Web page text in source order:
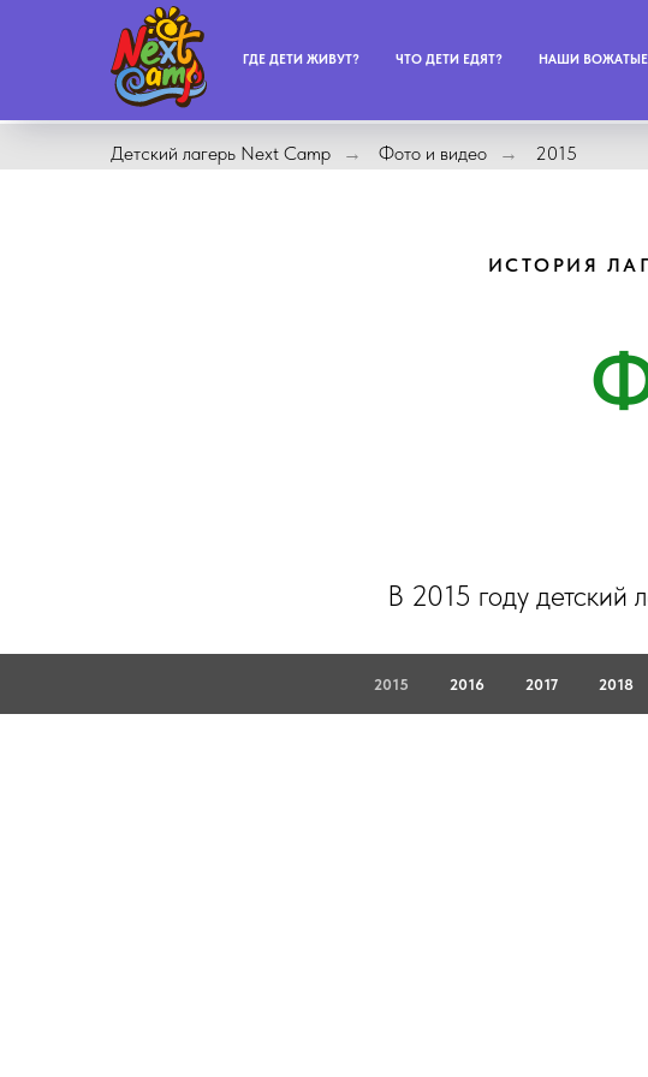
ГДЕ ДЕТИ ЖИВУТ? ЧТО ДЕТИ ЕДЯТ? НАШИ ВОЖАТЫЕ
Детский лагерь Next Camp → Фото и видео → 2015
ИСТОРИЯ
В 2015 году детский
2015 2016 2017 2018